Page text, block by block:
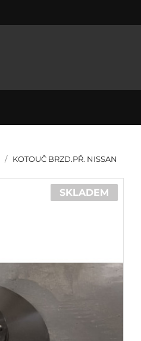
KOTOUČ BRZD.PŘ. NISSAN
SKLADEM